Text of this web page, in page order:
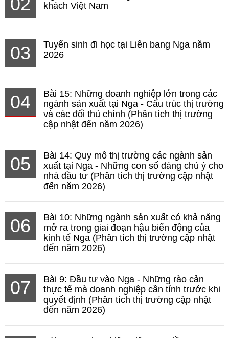
khách Việt Nam
03
Tuyển sinh đi học tại Liên bang Nga năm
2026
04
Bài 15: Những doanh nghiệp lớn trong các
ngành sản xuất tại Nga - Cấu trúc thị trường
và các đối thủ chính (Phân tích thị trường
cập nhật đến năm 2026)
05
Bài 14: Quy mô thị trường các ngành sản
xuất tại Nga - Những con số đáng chú ý cho
nhà đầu tư (Phân tích thị trường cập nhật
đến năm 2026)
06
Bài 10: Những ngành sản xuất có khả năng
mở ra trong giai đoạn hậu biến động của
kinh tế Nga (Phân tích thị trường cập nhật
đến năm 2026)
07
Bài 9: Đầu tư vào Nga - Những rào cản
thực tế mà doanh nghiệp cần tính trước khi
quyết định (Phân tích thị trường cập nhật
đến năm 2026)